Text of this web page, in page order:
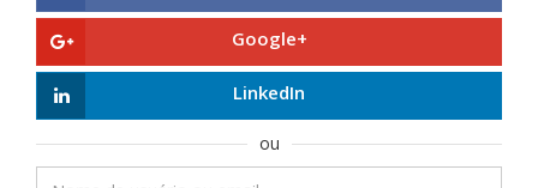
Google+
LinkedIn
ou